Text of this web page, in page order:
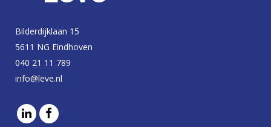
Bilderdijklaan 15
5611 NG Eindhoven
040 21 11 789
info@leve.nl